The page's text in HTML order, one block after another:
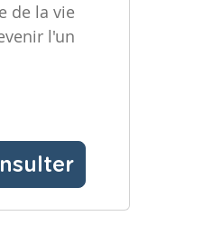
de la vie
l'un